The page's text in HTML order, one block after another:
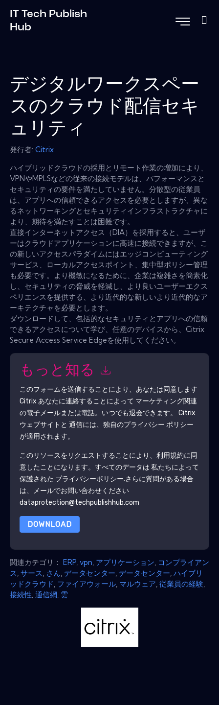
IT Tech Publish
Hub
デジタルワークスペー
スのクラウド配信セキ
ュリティ
発行者: Citrix
ハイブリッドクラウドの採用とリモート作業の増加により、
VPNやMPLSなどの従来の接続モデルは、パフォーマンスと
セキュリティの要件を満たしていません。分散型の従業員
は、アプリへの信頼できるアクセスを必要としますが、異な
るネットワーキングとセキュリティインフラストラクチャに
より、期待を満たすことは困難です。
直接インターネットアクセス（DIA）を採用すると、ユーザ
ーはクラウドアプリケーションに高速に接続できますが、こ
の新しいアクセスパラダイムにはエッジコンピューティング
サービス、ローカルアクセスポイント、集中型ポリシー管理
も必要です。より機敏になるために、企業は複雑さを簡素化
し、セキュリティの脅威を軽減し、より良いユーザーエクス
ペリエンスを提供する、より近代的な新しいより近代的なア
ーキテクチャを必要とします。
ダウンロードして、包括的なセキュリティとアプリへの信頼
できるアクセスについて学び、任意のデバイスから、Citrix
Secure Access Service Edgeを使用してください。
もっと知る
このフォームを送信することにより、あなたは同意します
Citrix あなたに連絡することによって マーケティング関連
の電子メールまたは電話。いつでも退会できます。 Citrix
ウェブサイトと 通信には、独自のプライバシー ポリシー
が適用されます。
このリソースをリクエストすることにより、利用規約に同
意したことになります。すべてのデータは 私たちによって
保護された プライバシーポリシー.さらに質問がある場合
は、メールでお問い合わせください
dataprotection@techpublishhub.com
DOWNLOAD
関連カテゴリ： ERP vpn アプリケーション コンプライアン
ス サース さん データセンター データセンター ハイブリ
ッドクラウド ファイアウォール マルウェア 従業員の経験
接続性 通信網 雲